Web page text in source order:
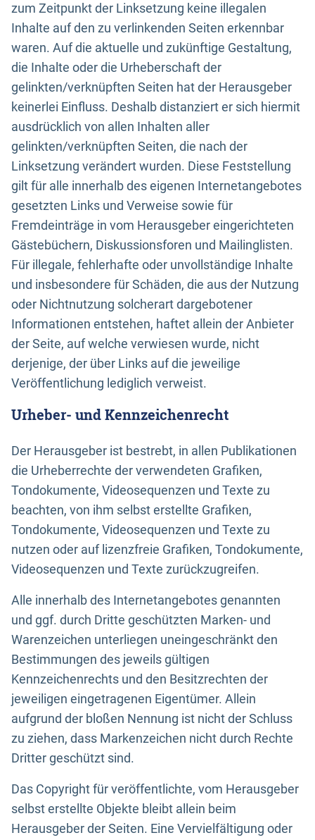
zum Zeitpunkt der Linksetzung keine illegalen
Inhalte auf den zu verlinkenden Seiten erkennbar
waren. Auf die aktuelle und zukünftige Gestaltung,
die Inhalte oder die Urheberschaft der
gelinkten/verknüpften Seiten hat der Herausgeber
keinerlei Einfluss. Deshalb distanziert er sich hiermit
ausdrücklich von allen Inhalten aller
gelinkten/verknüpften Seiten, die nach der
Linksetzung verändert wurden. Diese Feststellung
gilt für alle innerhalb des eigenen Internetangebotes
gesetzten Links und Verweise sowie für
Fremdeinträge in vom Herausgeber eingerichteten
Gästebüchern, Diskussionsforen und Mailinglisten.
Für illegale, fehlerhafte oder unvollständige Inhalte
und insbesondere für Schäden, die aus der Nutzung
oder Nichtnutzung solcherart dargebotener
Informationen entstehen, haftet allein der Anbieter
der Seite, auf welche verwiesen wurde, nicht
derjenige, der über Links auf die jeweilige
Veröffentlichung lediglich verweist.
Urheber- und Kennzeichenrecht
Der Herausgeber ist bestrebt, in allen Publikationen
die Urheberrechte der verwendeten Grafiken,
Tondokumente, Videosequenzen und Texte zu
beachten, von ihm selbst erstellte Grafiken,
Tondokumente, Videosequenzen und Texte zu
nutzen oder auf lizenzfreie Grafiken, Tondokumente,
Videosequenzen und Texte zurückzugreifen.
Alle innerhalb des Internetangebotes genannten
und ggf. durch Dritte geschützten Marken- und
Warenzeichen unterliegen uneingeschränkt den
Bestimmungen des jeweils gültigen
Kennzeichenrechts und den Besitzrechten der
jeweiligen eingetragenen Eigentümer. Allein
aufgrund der bloßen Nennung ist nicht der Schluss
zu ziehen, dass Markenzeichen nicht durch Rechte
Dritter geschützt sind.
Das Copyright für veröffentlichte, vom Herausgeber
selbst erstellte Objekte bleibt allein beim
Herausgeber der Seiten. Eine Vervielfältigung oder